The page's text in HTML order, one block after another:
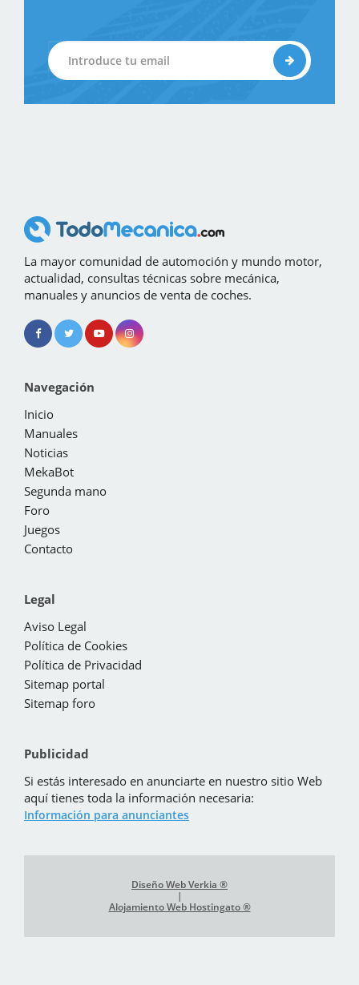
La mayor comunidad de automoción y mundo motor,
actualidad, consultas técnicas sobre mecánica,
manuales y anuncios de venta de coches.
Navegación
Inicio
Manuales
Noticias
MekaBot
Segunda mano
Foro
Juegos
Contacto
Legal
Aviso Legal
Política de Cookies
Política de Privacidad
Sitemap portal
Sitemap foro
Publicidad
Si estás interesado en anunciarte en nuestro sitio Web
aquí tienes toda la información necesaria:
Información para anunciantes
Diseño Web Verkia ®
|
Alojamiento Web Hostingato ®